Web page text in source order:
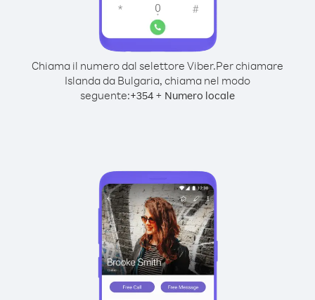
Chiama il numero dal selettore Viber.Per chiamare
Islanda da Bulgaria, chiama nel modo
seguente:+354 + Numero locale